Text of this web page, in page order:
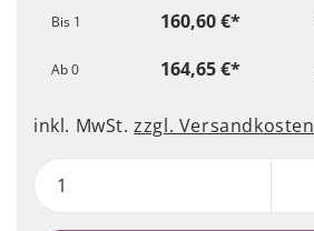
Bis 1 160,60 €*
Ab0 164,65 €*
inkl. MwSt.zzgl. Versandkosten